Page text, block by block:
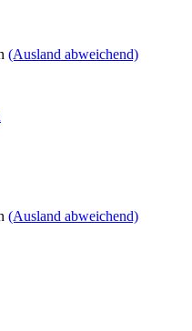
(Ausland abweichend)
(Ausland abweichend)